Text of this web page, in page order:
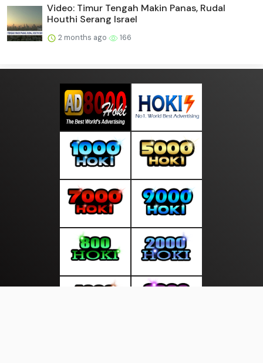
Video: Timur Tengah Makin Panas, Rudal
Houthi Serang Israel
2 months ago 166